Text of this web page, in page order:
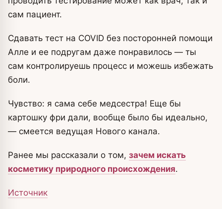
сам пациент.
Сдавать тест на COVID без посторонней помощи
Алле и ее подругам даже понравилось — ты
сам контролируешь процесс и можешь избежать
боли.
Чувство: я сама себе медсестра! Еще бы
картошку фри дали, вообще было бы идеально,
— смеется ведущая Нового канала.
Ранее мы рассказали о том, зачем искать
косметику природного происхождения.
Источник